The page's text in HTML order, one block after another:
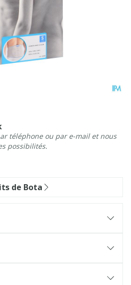
téléphone ou par e-mail et nous
possibilités.
de Bota